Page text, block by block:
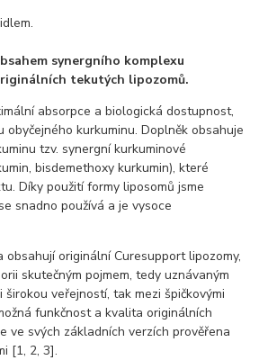
synergního komplexu
tekutých lipozomů.
absorpce a biologická dostupnost,
obyčejného kurkuminu. Doplněk obsahuje
tzv. synergní kurkuminové
bisdemethoxy kurkumin), které
Díky použití formy liposomů jsme
snadno používá a je vysoce
obsahují originální Curesupport lipozomy,
skutečným pojmem, tedy uznávaným
veřejností, tak mezi špičkovými
funkčnost a kvalita originálních
ve svých základních verzích prověřena
[1, 2, 3].